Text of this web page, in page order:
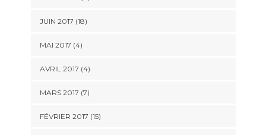
JUIN 2017 (18)
MAI 2017 (4)
AVRIL 2017 (4)
MARS 2017 (7)
FÉVRIER 2017 (15)